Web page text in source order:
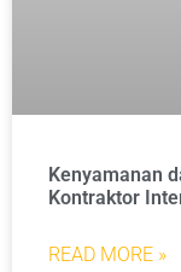
Kenyamanan
Kontraktor
READ MORE »